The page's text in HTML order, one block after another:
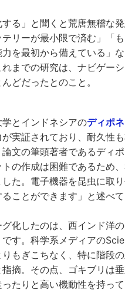
する」と聞くと荒唐無稽な
リーが最小限で済む」「
を最初から備えている」
までの研究は、ナビゲー
どだったとのこと。
とインドネシアのディポ
実証されており、耐久性
論文の筆頭著者であるデ
の作成は困難であるため
た。電子機器を昆虫に取
ことができます」と述べて
化したのは、西インド洋
す。科学系メディアの
りもぎこちなく、特に階段
摘。その点、ゴキブリは
たりと高い機動性を持って